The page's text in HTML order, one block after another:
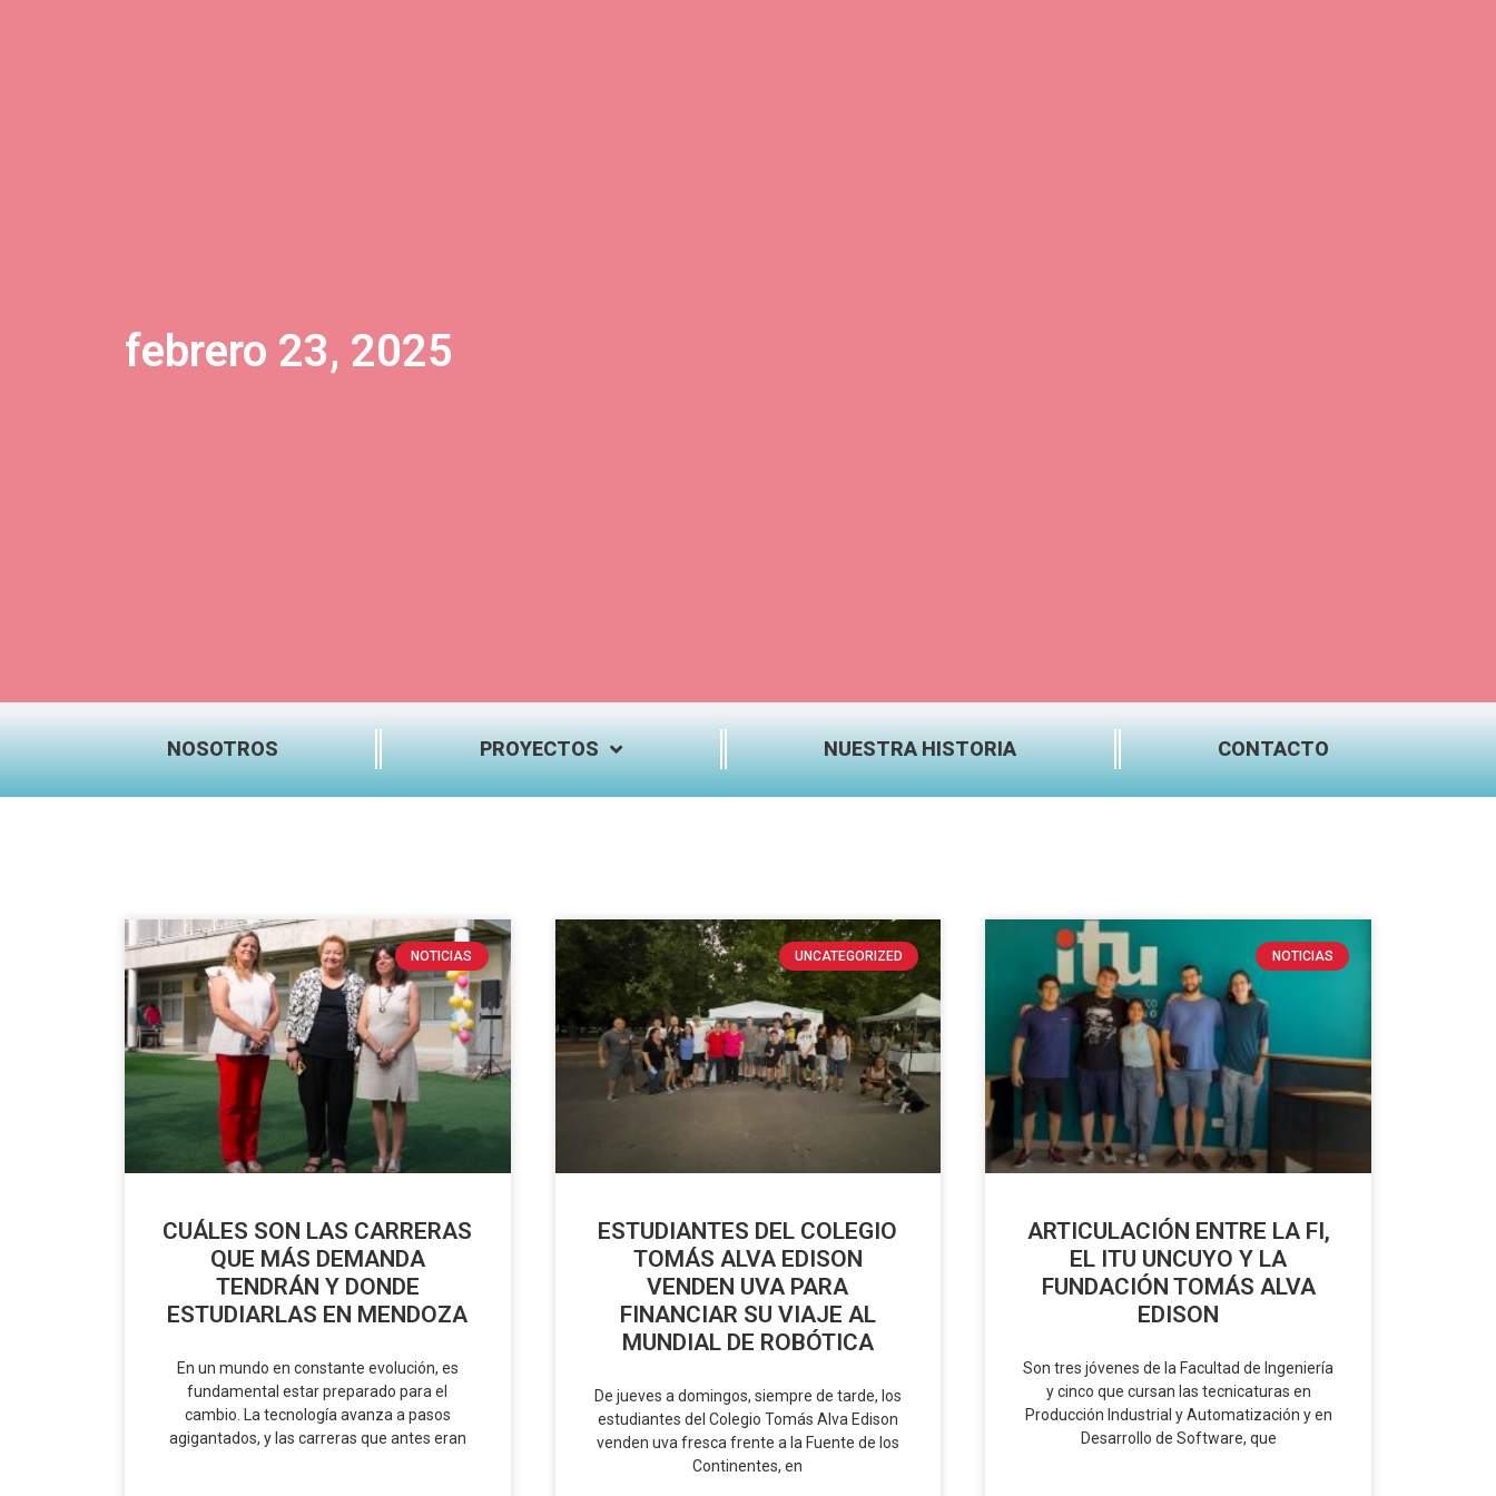
febrero 23, 2025
NOSOTROS PROYECTOS NUESTRA HISTORIA CONTACTO
NOTICIAS
CUÁLES SON LAS CARRERAS
QUE MÁS DEMANDA
TENDRÁN Y DONDE
ESTUDIARLAS EN MENDOZA
En un mundo en constante evolución, es
fundamental estar preparado para el
cambio. La tecnología avanza a pasos
agigantados, y las carreras que antes eran
UNCATEGORIZED
ESTUDIANTES DEL COLEGIO
TOMÁS ALVA EDISON
VENDEN UVA PARA
FINANCIAR SU VIAJE AL
MUNDIAL DE ROBÓTICA
De jueves a domingos, siempre de tarde, los
estudiantes del Colegio Tomás Alva Edison
venden uva fresca frente a la Fuente de los
Continentes, en
NOTICIAS
ARTICULACIÓN ENTRE LA FI,
EL ITU UNCUYO Y LA
FUNDACIÓN TOMÁS ALVA
EDISON
Son tres jóvenes de la Facultad de Ingeniería
y cinco que cursan las tecnicaturas en
Producción Industrial y Automatización y en
Desarrollo de Software, que